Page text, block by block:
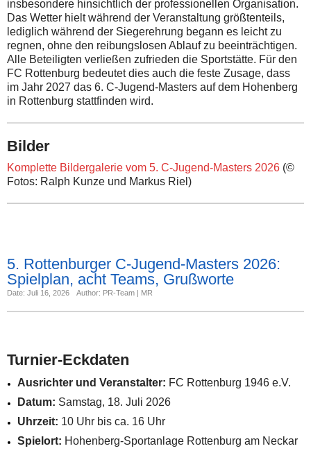
insbesondere hinsichtlich der professionellen Organisation.
Das Wetter hielt während der Veranstaltung größtenteils,
lediglich während der Siegerehrung begann es leicht zu
regnen, ohne den reibungslosen Ablauf zu beeinträchtigen.
Alle Beteiligten verließen zufrieden die Sportstätte. Für den
FC Rottenburg bedeutet dies auch die feste Zusage, dass
im Jahr 2027 das 6. C-Jugend-Masters auf dem Hohenberg
in Rottenburg stattfinden wird.
Bilder
Komplette Bildergalerie vom 5. C-Jugend-Masters 2026 (©
Fotos: Ralph Kunze und Markus Riel)
5. Rottenburger C-Jugend-Masters 2026:
Spielplan, acht Teams, Grußworte
Date: Juli 16, 2026 Author: PR-Team | MR
Turnier-Eckdaten
Ausrichter und Veranstalter: FC Rottenburg 1946 e.V.
Datum: Samstag, 18. Juli 2026
Uhrzeit: 10 Uhr bis ca. 16 Uhr
Spielort: Hohenberg-Sportanlage Rottenburg am Neckar